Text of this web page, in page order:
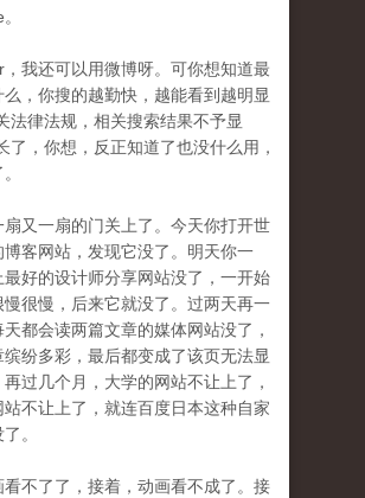
我还可以用微博呀。可你想知道最
，你搜的越勤快，越能看到越明显
法律法规，相关搜索结果不予显
了，你想，反正知道了也没什么用，
扇又一扇的门关上了。今天你打开世
博客网站，发现它没了。明天你一
最好的设计师分享网站没了，一开始
慢很慢，后来它就没了。过两天再一
都会读两篇文章的媒体网站没了，
纷多彩，最后都变成了该页无法显
过几个月，大学的网站不让上了，
不让上了，就连百度日本这种自家
。
看不了了，接着，动画看不成了。接